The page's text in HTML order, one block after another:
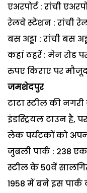
एअरपोर्ट : रांची
रेलवे स्टेशन : रांची
बस अड्डा : रांची बस
कहां ठहरें : मेन रोड
रुपए किराए पर
जमशेदपुर
टाटा स्टील की
इंडस्ट्रियल टाउन है,
लेक पर्यटकों को
जुबली पार्क : 238
स्टील के 50वें
1958 में बने इस